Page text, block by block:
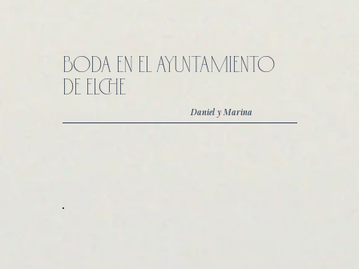
BODA EN EL AYUNTAMIENTO
DE ELCHE
Daniel y Marina